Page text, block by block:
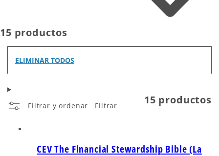
15 productos
ELIMINAR TODOS
Filtrar y ordenar Filtrar 15 productos
CEV The Financial Stewardship Bible (La